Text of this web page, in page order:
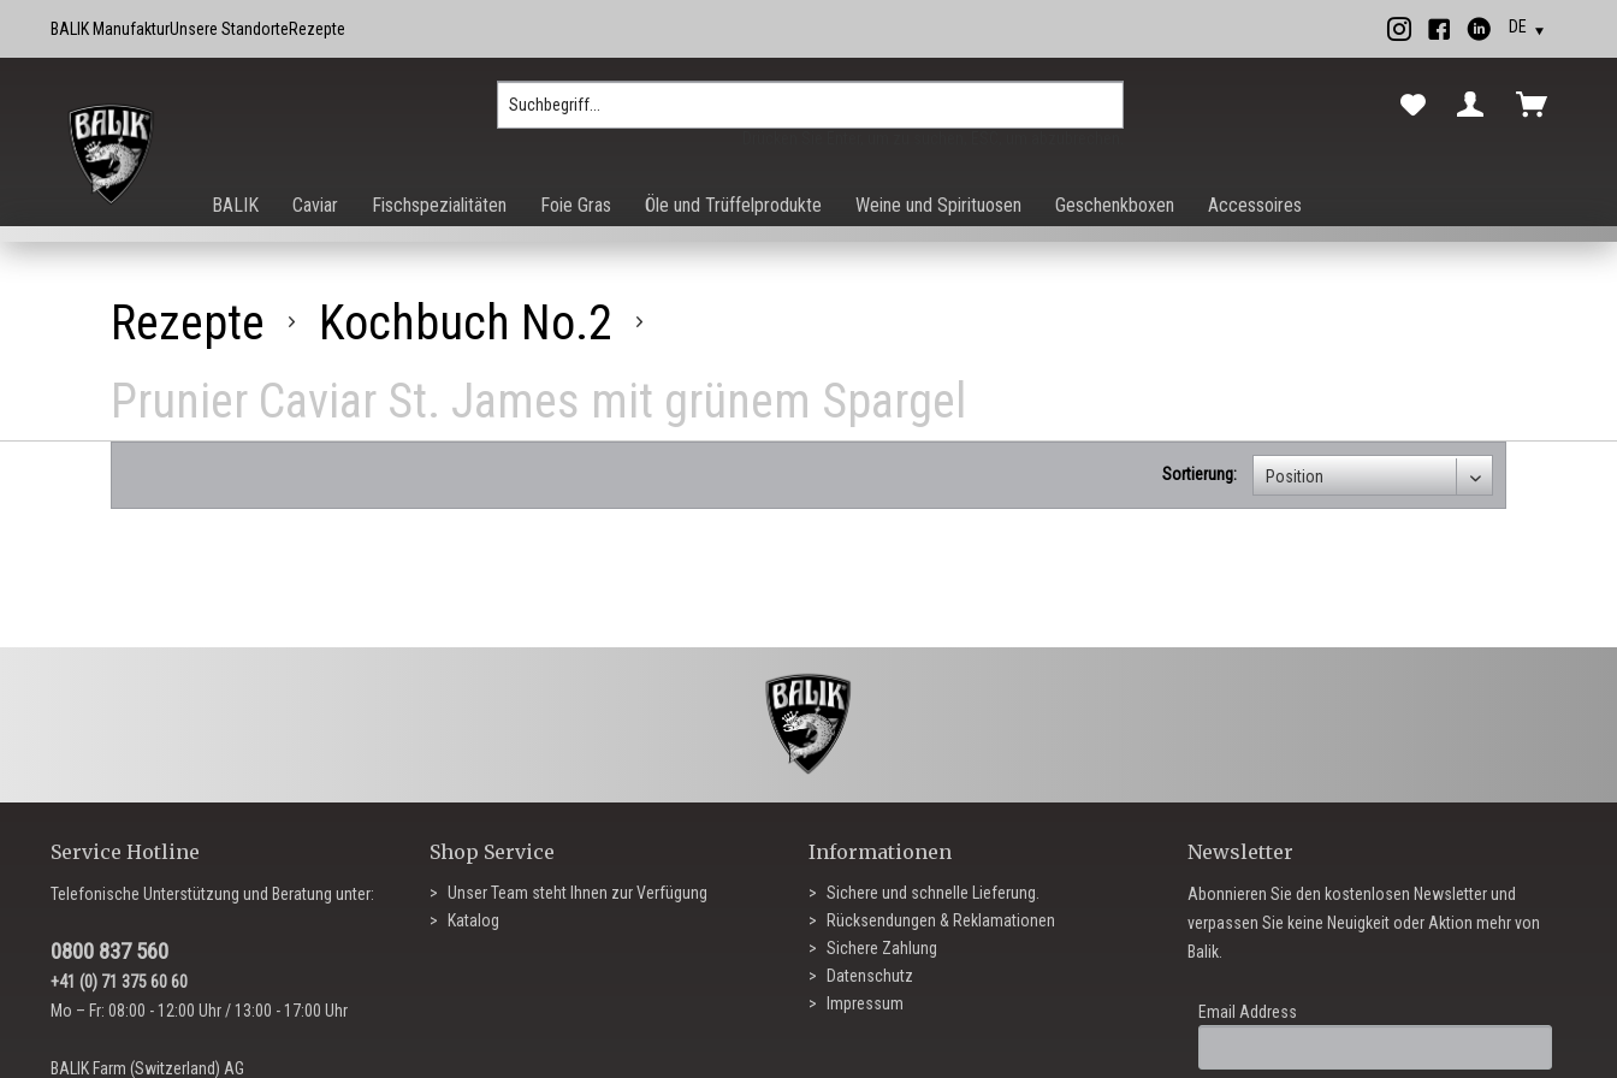
BALIK ManufakturUnsere StandorteRezepte
BALIK Caviar Fischspezialitäten Foie Gras Öle und Trüffelprodukte Weine und Spirituosen Geschenkboxen Accessoires
Rezepte
Kochbuch No.2
Prunier Caviar St. James mit grünem Spargel
Sortierung:
Service Hotline
Telefonische Unterstützung und Beratung unter:
0800 837 560
+41 (0) 71 375 60 60
Mo – Fr: 08:00 - 12:00 Uhr / 13:00 - 17:00 Uhr
BALIK Farm (Switzerland) AG
Shop Service
Unser Team steht Ihnen zur Verfügung
Katalog
Informationen
Sichere und schnelle Lieferung.
Rücksendungen & Reklamationen
Sichere Zahlung
Datenschutz
Impressum
Newsletter
Abonnieren Sie den kostenlosen Newsletter und
verpassen Sie keine Neuigkeit oder Aktion mehr von
Balik.
Email Address